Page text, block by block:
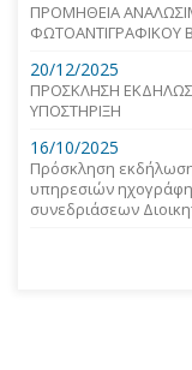
ΠΡΟΜΗΘΕΙΑ
ΦΩΤΟΑΝΤΙΓΡΑΦΙΚΟΥ
20/12/2025
ΠΡΟΣΚΛΗΣΗ
ΥΠΟΣΤΗΡΙΞΗ
16/10/2025
Πρόσκληση
υπηρεσιών
συνεδριάσεων